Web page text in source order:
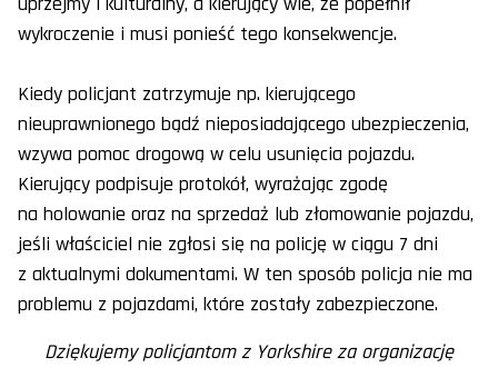
wykroczenie i musi ponieść tego konsekwencje.
Kiedy policjant zatrzymuje np. kierującego
nieuprawnionego bądź nieposiadającego ubezpieczenia,
wzywa pomoc drogową w celu usunięcia pojazdu.
Kierujący podpisuje protokół, wyrażając zgodę
na holowanie oraz na sprzedaż lub złomowanie pojazdu,
jeśli właściciel nie zgłosi się na policję w ciągu 7 dni
z aktualnymi dokumentami. W ten sposób policja nie ma
problemu z pojazdami, które zostały zabezpieczone.
Dziękujemy policjantom z Yorkshire za organizację